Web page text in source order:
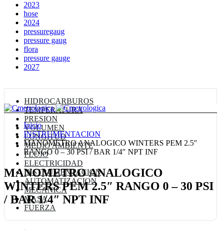
2023
hose
2024
pressuregaug
pressure gaug
flora
pressure gauge
2027
HIDROCARBUROS
TEMPERATURA
PRESION
VOLUMEN
LONGITUD
MEDIO AMBIENTE
FLUJO
ELECTRICIDAD
INSTRUMENTACION
AUTOMATIZACION
MECANICA
MASA
FUERZA
Inicio
INSTRUMENTACION
MANOMETRO ANALOGICO WINTERS PEM 2.5″
RANGO 0 – 30 PSI / BAR 1/4″ NPT INF
MANOMETRO ANALOGICO
WINTERS PEM 2.5″ RANGO 0 – 30 PSI
/ BAR 1/4″ NPT INF